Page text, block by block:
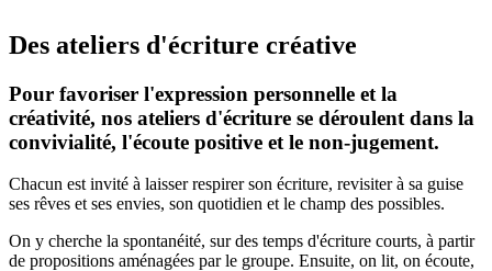
Des ateliers d'écriture créative
Pour favoriser l'expression personnelle et la
créativité, nos ateliers d'écriture se déroulent dans la
convivialité, l'écoute positive et le non-jugement.
Chacun est invité à laisser respirer son écriture, revisiter à sa guise
ses rêves et ses envies, son quotidien et le champ des possibles.
On y cherche la spontanéité, sur des temps d'écriture courts, à partir
de propositions aménagées par le groupe. Ensuite, on lit, on écoute,